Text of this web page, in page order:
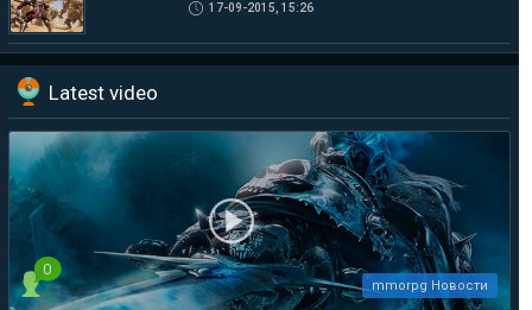
17-09-2015, 15:26
Latest video
0
mmorpg Новости